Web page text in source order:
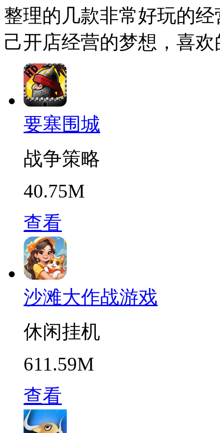
整理的几款非常好玩的
己开店经营的梦想，喜
要塞围城
战争策略
40.75M
查看
沙滩大作战游戏
休闲挂机
611.59M
查看